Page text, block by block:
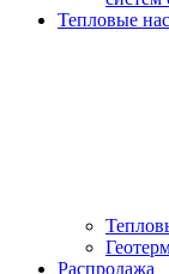
Тепловые
Распродажа